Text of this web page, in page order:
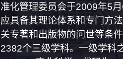
准化管理委员会于2009年5
应具备其理论体系和专门方
关专著和出版物的问世等条
2382个三级学科。一级学科